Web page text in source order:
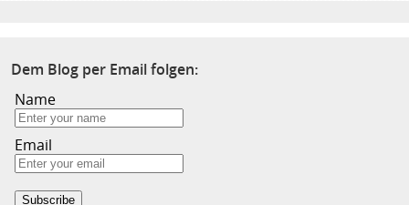
Dem Blog per Email folgen:
Name
Email